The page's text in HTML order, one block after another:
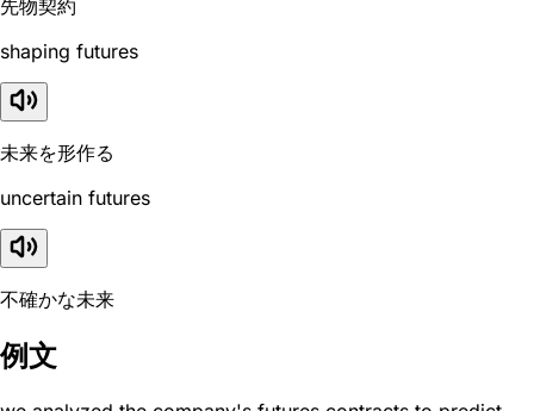
先物契約
shaping futures
未来を形作る
uncertain futures
不確かな未来
例文